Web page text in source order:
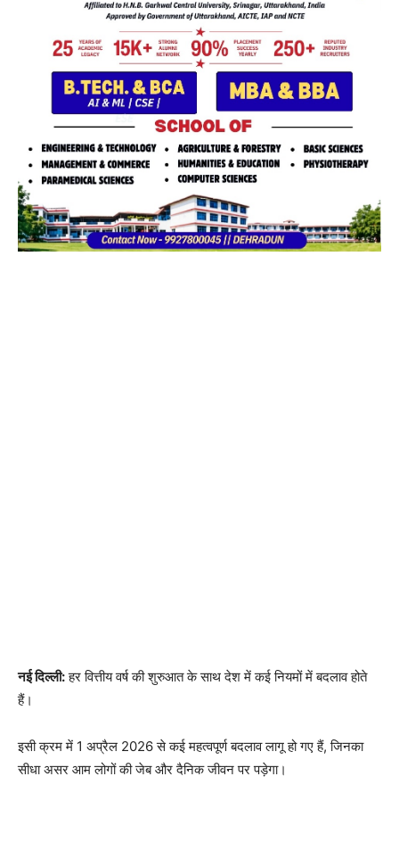
नई दिल्ली:हर वित्तीय वर्ष की शुरुआत के साथ देश में कई नियमों में बदलाव होते
हैं।
इसी क्रम में 1 अप्रैल 2026 से कई महत्वपूर्ण बदलाव लागू हो गए हैं, जिनका
सीधा असर आम लोगों की जेब और दैनिक जीवन पर पड़ेगा।